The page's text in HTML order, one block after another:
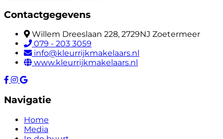
Contactgegevens
Willem Dreeslaan 228, 2729NJ Zoetermeer
079 - 203 3059
info@kleurrijkmakelaars.nl
www.kleurrijkmakelaars.nl
Navigatie
Home
Media